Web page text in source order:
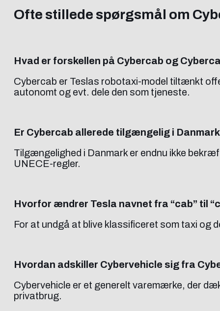
Ofte stillede spørgsmål om
Hvad er forskellen på Cybercab og
Cybercab er Teslas robotaxi-model tiltænkt
autonomt og evt. dele den som tjeneste.
Er Cybercab allerede tilgængelig i
Tilgængelighed i Danmark er endnu ikke
UNECE-regler.
Hvorfor ændrer Tesla navnet fra “cab” til
For at undgå at blive klassificeret som taxi og
Hvordan adskiller Cybervehicle sig fra
Cybervehicle er et generelt varemærke, der
privatbrug.